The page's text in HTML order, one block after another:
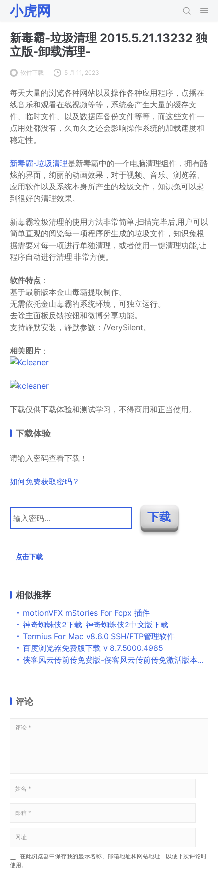
小虎网
新毒霸-垃圾清理 2015.5.21.13232 独
立版-卸载清理-
软件下载 5 月 11, 2023
每天大量的浏览各种网站以及操作各种应用程序，点播在
线音乐和观看在线视频等等，系统会产生大量的缓存文
件、临时文件、以及数据库备份文件等等，而这些文件一
点用处都没有，久而久之还会影响操作系统的加载速度和
稳定性。
新毒霸-垃圾清理是新毒霸中的一个电脑清理组件，拥有酷
炫的界面，绚丽的动画效果，对于视频、音乐、浏览器、
应用软件以及系统本身所产生的垃圾文件，知识兔可以起
到很好的清理效果。
新毒霸垃圾清理的使用方法非常简单,扫描完毕后,用户可以
简单直观的阅览每一项程序所生成的垃圾文件，知识兔根
据需要对每一项进行单独清理，或者使用一键清理功能,让
程序自动进行清理,非常方便。
软件特点 ：
基于最新版本金山毒霸提取制作。
无需依托金山毒霸的系统环境，可独立运行。
去除主面板反馈按钮和微博分享功能。
支持静默安装，静默参数：/VerySilent。
相关图片 ：
下载仅供下载体验和测试学习，不得商用和正当使用。
下载体验
请输入密码查看下载！
如何免费获取密码？
点击下载
相似推荐
motionVFX mStories For Fcpx 插件
神奇蜘蛛侠2下载-神奇蜘蛛侠2中文版下载
Termius For Mac v8.6.0 SSH/FTP管理软件
百度浏览器免费版下载 v 8.7.5000.4985
侠客风云传前传免费版-侠客风云传前传免激活版本下载 v1.0[百度网盘资源]
评论
在此浏览器中保存我的显示名称、邮箱地址和网站地址，以便下次评论时
使用。